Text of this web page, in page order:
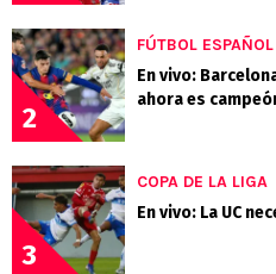
2
FÚTBOL ESPAÑOL
En vivo:
ahora es
3
COPA DE LA LIGA
En vivo: La UC